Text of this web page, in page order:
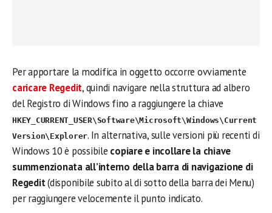
Per apportare la modifica in oggetto occorre ovviamente
caricare Regedit, quindi navigare nella struttura ad albero
del Registro di Windows fino a raggiungere la chiave
HKEY_CURRENT_USER\Software\Microsoft\Windows\Current
Version\Explorer. In alternativa, sulle versioni più recenti di
Windows 10 è possibile copiare e incollare la chiave
summenzionata all’interno della barra di navigazione di
Regedit(disponibile subito al di sotto della barra dei Menu)
per raggiungere velocemente il punto indicato.